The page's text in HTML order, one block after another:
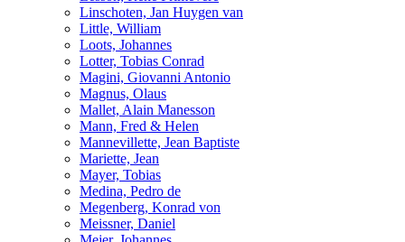
Linschoten, Jan Huygen van
Little, William
Loots, Johannes
Lotter, Tobias Conrad
Magini, Giovanni Antonio
Magnus, Olaus
Mallet, Alain Manesson
Mann, Fred & Helen
Mannevillette, Jean Baptiste
Mariette, Jean
Mayer, Tobias
Medina, Pedro de
Megenberg, Konrad von
Meissner, Daniel